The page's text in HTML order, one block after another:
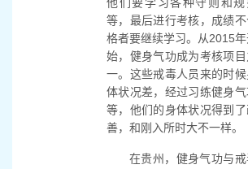
等，最后进行考核，成绩
格者要继续学习。从2015
始，健身气功成为考核项目
一。这些戒毒人员来的时候
体状况差，经过习练健身
等，他们的身体状况得到
善，和刚入所时大不一样。
在贵州，健身气功与